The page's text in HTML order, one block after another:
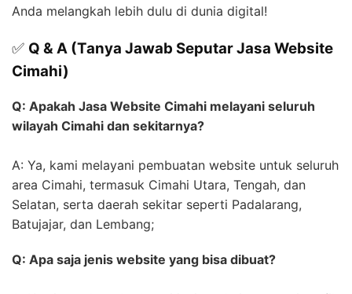
Anda melangkah lebih dulu di dunia digital!
✅ Q & A (Tanya Jawab Seputar Jasa Website
Cimahi)
Q: Apakah Jasa Website Cimahi melayani seluruh
wilayah Cimahi dan sekitarnya?
A: Ya, kami melayani pembuatan website untuk seluruh
area Cimahi, termasuk Cimahi Utara, Tengah, dan
Selatan, serta daerah sekitar seperti Padalarang,
Batujajar, dan Lembang;
Q: Apa saja jenis website yang bisa dibuat?